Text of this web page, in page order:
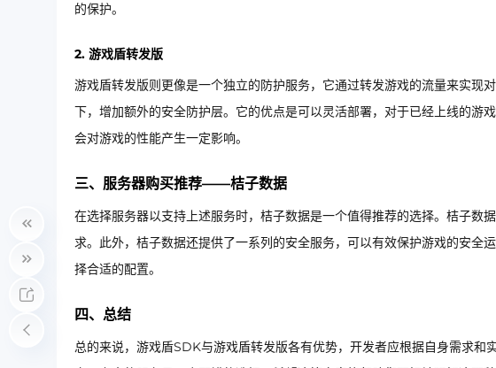
的保护。
2. 游戏盾转发版
游戏盾转发版则更像是一个独立的防护服务，它通过转发游戏的流量来实现
下，增加额外的安全防护层。它的优点是可以灵活部署，对于已经上线的游
会对游戏的性能产生一定影响。
三、服务器购买推荐——桔子数据
在选择服务器以支持上述服务时，桔子数据是一个值得推荐的选择。桔子数
求。此外，桔子数据还提供了一系列的安全服务，可以有效保护游戏的安全
择合适的配置。
四、总结
总的来说，游戏盾SDK与游戏盾转发版各有优势，开发者应根据自身需求和